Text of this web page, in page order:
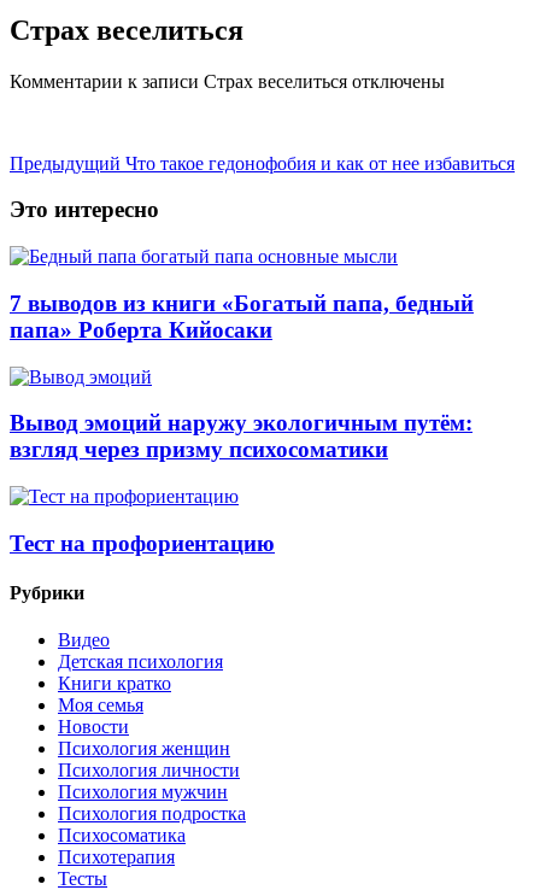
Страх веселиться
Комментарии к записи Страх веселиться отключены
Предыдущий Что такое гедонофобия и как от нее избавиться
Это интересно
7 выводов из книги «Богатый папа, бедный
папа» Роберта Кийосаки
Вывод эмоций наружу экологичным путём:
взгляд через призму психосоматики
Тест на профориентацию
Рубрики
Видео
Детская психология
Книги кратко
Моя семья
Новости
Психология женщин
Психология личности
Психология мужчин
Психология подростка
Психосоматика
Психотерапия
Тесты